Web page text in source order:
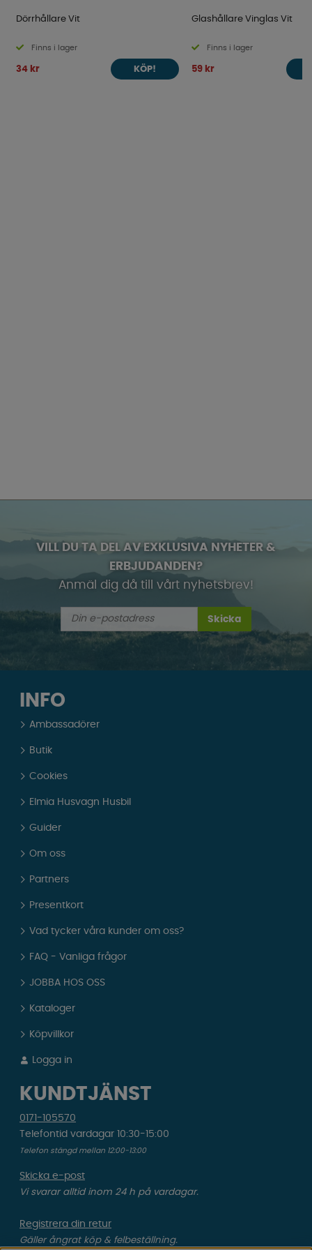
Dörrhållare Vit
Finns i lager
34 kr KÖP!
Glashållare Vinglas Vit
Finns i lager
59 kr
VILL DU TA DEL AV EXKLUSIVA NYHETER &
ERBJUDANDEN?
Anmäl dig då till vårt nyhetsbrev!
Skicka
INFO
Ambassadörer
Butik
Cookies
Elmia Husvagn Husbil
Guider
Om oss
Partners
Presentkort
Vad tycker våra kunder om oss?
FAQ - Vanliga frågor
JOBBA HOS OSS
Kataloger
Köpvillkor
Logga in
KUNDTJÄNST
0171-105570
Telefontid vardagar 10:30-15:00
Telefon stängd mellan 12:00-13:00
Skicka e-post
Vi svarar alltid inom 24 h på vardagar.
Registrera din retur
Gäller ångrat köp & felbeställning.